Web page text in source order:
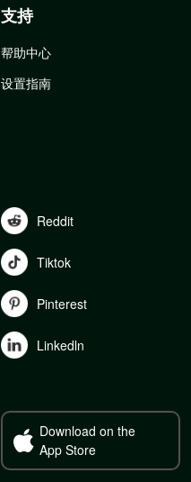
支持
帮助中心
设置指南
Reddit
Tiktok
Pinterest
Linkedln
Download on the
App Store